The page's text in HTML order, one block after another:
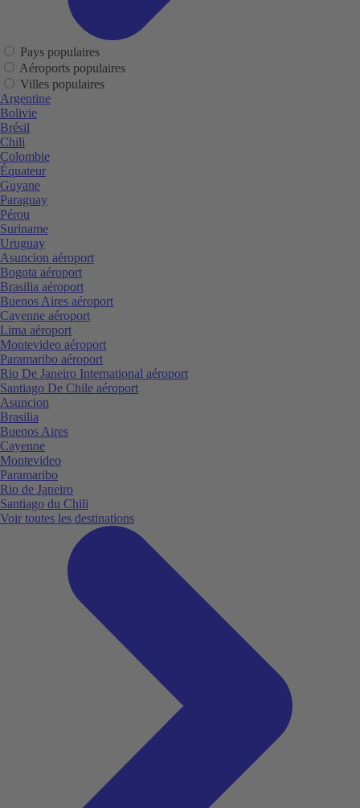
Pays populaires
Aéroports populaires
Villes populaires
Argentine
Bolivie
Brésil
Chili
Colombie
Équateur
Guyane
Paraguay
Pérou
Suriname
Uruguay
Asuncion aéroport
Bogota aéroport
Brasilia aéroport
Buenos Aires aéroport
Cayenne aéroport
Lima aéroport
Montevideo aéroport
Paramaribo aéroport
Rio De Janeiro International aéroport
Santiago De Chile aéroport
Asuncion
Brasilia
Buenos Aires
Cayenne
Montevideo
Paramaribo
Rio de Janeiro
Santiago du Chili
Voir toutes les destinations